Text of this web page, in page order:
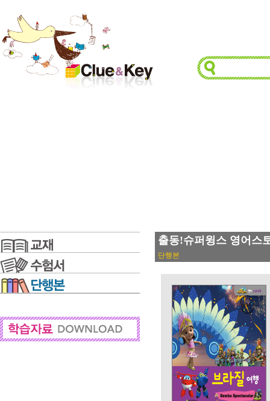
출동!슈퍼윙스 영어스
단행본